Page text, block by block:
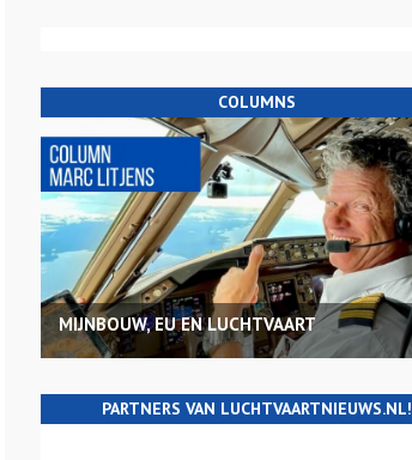
COLUMNS
MIJNBOUW, EU EN LUCHTVAART
PARTNERS VAN LUCHTVAARTNIEUWS.NL!